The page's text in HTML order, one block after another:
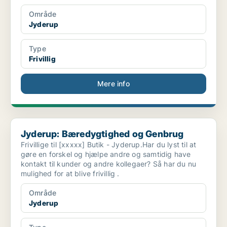
Område
Jyderup
Type
Frivillig
Mere info
Jyderup: Bæredygtighed og Genbrug
Jyderup: Bæredygtighed og Genbrug
Frivillige til [xxxxx] Butik - Jyderup.Har du lyst til at
gøre en forskel og hjælpe andre og samtidig have
kontakt til kunder og andre kollegaer? Så har du nu
mulighed for at blive frivillig .
Område
Jyderup